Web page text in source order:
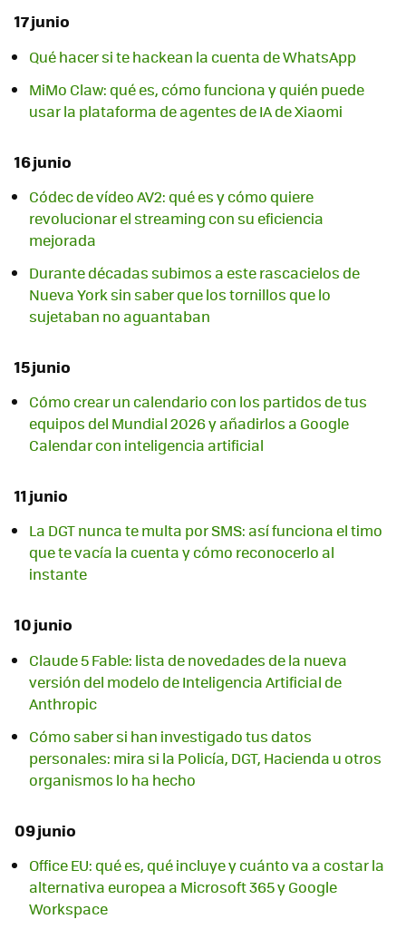
17 junio
Qué hacer si te hackean la cuenta de WhatsApp
MiMo Claw: qué es, cómo funciona y quién puede
usar la plataforma de agentes de IA de Xiaomi
16 junio
Códec de vídeo AV2: qué es y cómo quiere
revolucionar el streaming con su eficiencia
mejorada
Durante décadas subimos a este rascacielos de
Nueva York sin saber que los tornillos que lo
sujetaban no aguantaban
15 junio
Cómo crear un calendario con los partidos de tus
equipos del Mundial 2026 y añadirlos a Google
Calendar con inteligencia artificial
11 junio
La DGT nunca te multa por SMS: así funciona el timo
que te vacía la cuenta y cómo reconocerlo al
instante
10 junio
Claude 5 Fable: lista de novedades de la nueva
versión del modelo de Inteligencia Artificial de
Anthropic
Cómo saber si han investigado tus datos
personales: mira si la Policía, DGT, Hacienda u otros
organismos lo ha hecho
09 junio
Office EU: qué es, qué incluye y cuánto va a costar la
alternativa europea a Microsoft 365 y Google
Workspace